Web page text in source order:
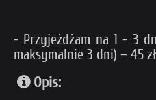
- Przyjeżdżam na 1 - 3
maksymalnie 3 dni) – 45
Opis: